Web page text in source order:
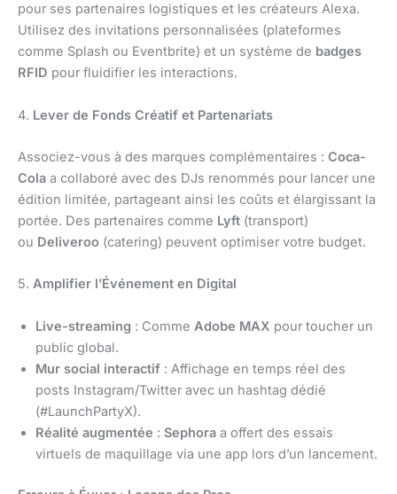
pour ses partenaires logistiques et les créateurs Alexa.
Utilisez des invitations personnalisées (plateformes
comme Splash ou Eventbrite) et un système de badges
RFID pour fluidifier les interactions.
4. Lever de Fonds Créatif et Partenariats
Associez-vous à des marques complémentaires : Coca-
Cola a collaboré avec des DJs renommés pour lancer une
édition limitée, partageant ainsi les coûts et élargissant la
portée. Des partenaires comme Lyft (transport)
ou Deliveroo (catering) peuvent optimiser votre budget.
5. Amplifier l’Événement en Digital
Live-streaming : Comme Adobe MAX pour toucher un
public global.
Mur social interactif : Affichage en temps réel des
posts Instagram/Twitter avec un hashtag dédié
(#LaunchPartyX).
Réalité augmentée : Sephora a offert des essais
virtuels de maquillage via une app lors d’un lancement.